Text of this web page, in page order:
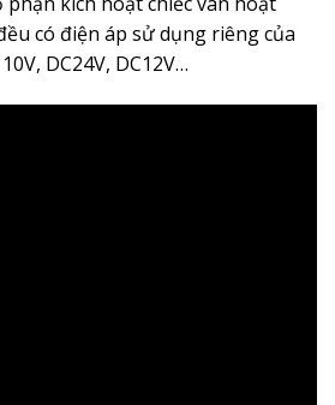
có điện áp sử dụng riêng của
DC24V, DC12V…